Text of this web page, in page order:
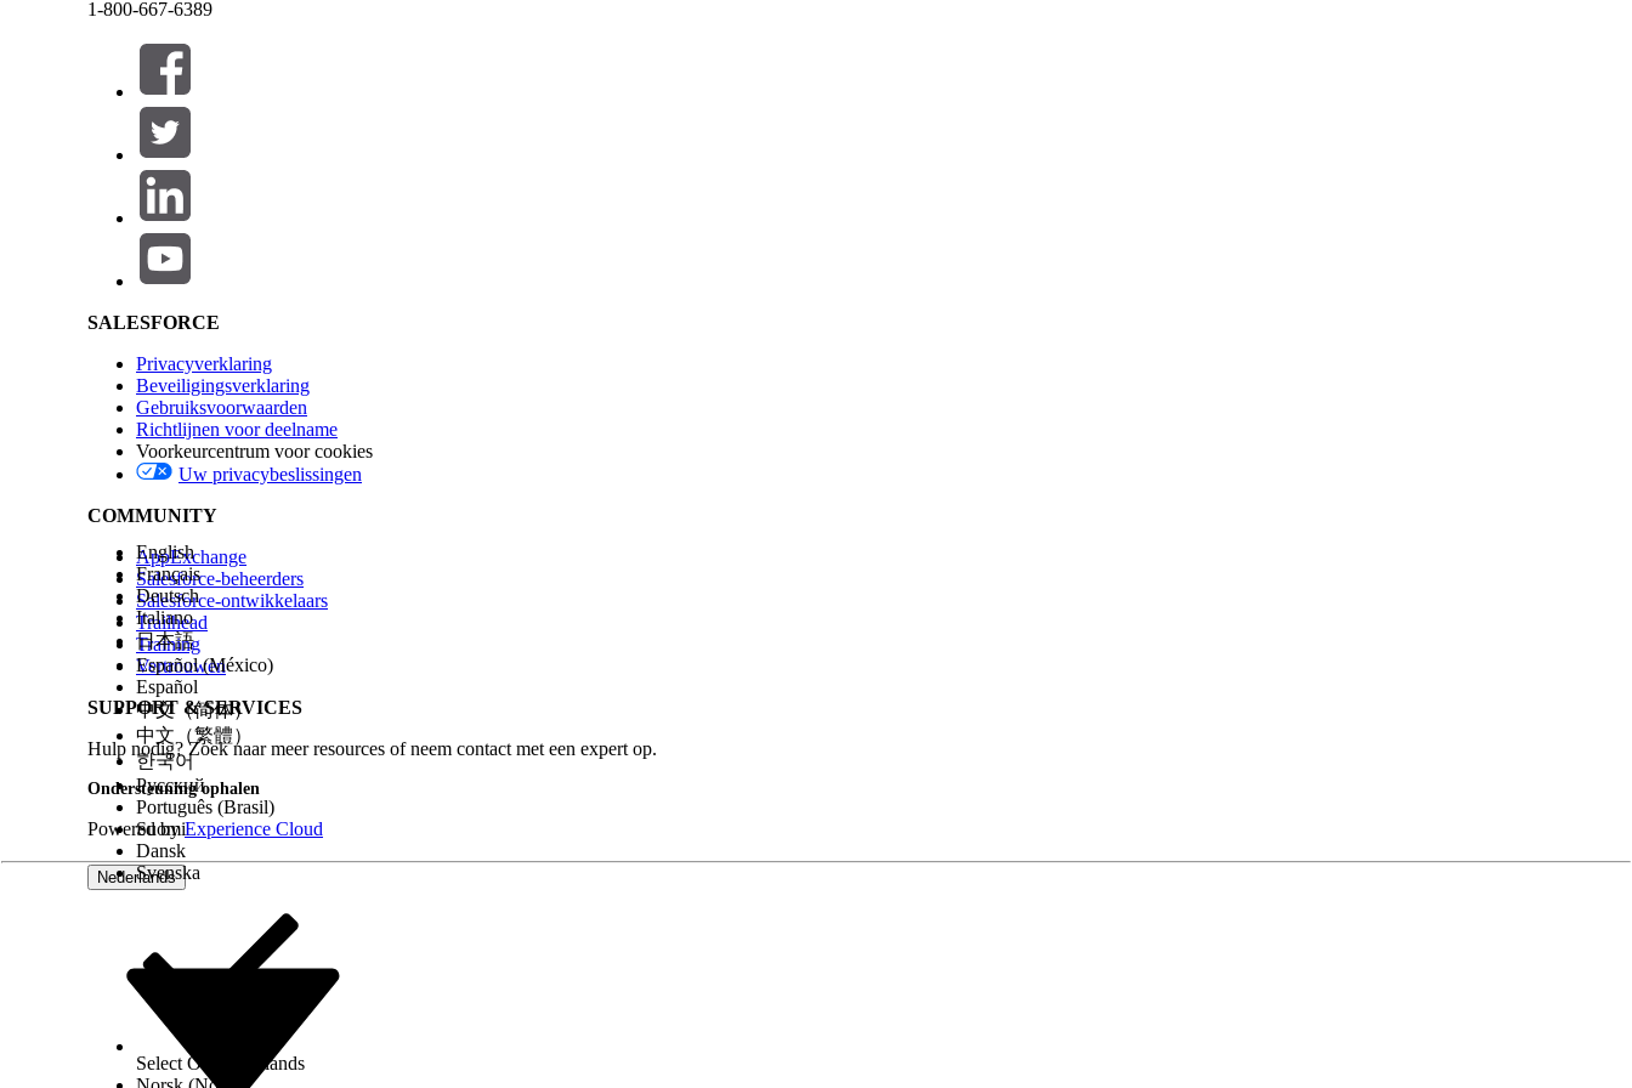
Deze tekst werd vertaald aan de hand van het systeem voor automatische vertaling van Salesforce. U vindt
HEEFT DIT ARTIKEL UW PROBLEEM OPGELOST?
Laat ons weten wat we kunnen doen om te verbeteren!
1-800-667-6389
SALESFORCE
Privacyverklaring
Beveiligingsverklaring
Gebruiksvoorwaarden
Richtlijnen voor deelname
Voorkeurcentrum voor cookies
Uw privacybeslissingen
COMMUNITY
AppExchange
Salesforce-beheerders
Salesforce-ontwikkelaars
Trailhead
Training
Vertrouwen
SUPPORT & SERVICES
Hulp nodig? Zoek naar meer resources of neem contact met een expert op.
Ondersteuning ophalen
Powered byExperience Cloud
Nederlands
English
Français
Deutsch
Italiano
日本語
Español (México)
Español
中文（简体）
中文（繁體）
한국어
Русский
Português (Brasil)
Suomi
Dansk
Svenska
Select Org
Nederlands
Salesforce Help | Article